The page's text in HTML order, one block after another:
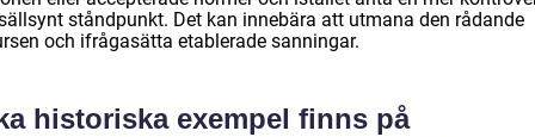
ståndpunkt. Det kan innebära att utmana den rådande
och ifrågasätta etablerade sanningar.
historiska exempel finns på